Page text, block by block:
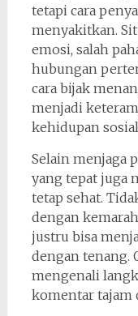
tetapi cara
menyakitkan.
emosi, salah
hubungan
cara bijak
menjadi
kehidupan
Selain menjaga
yang tepat juga
tetap sehat.
dengan
justru bisa
dengan tenang.
mengenali
komentar tajam